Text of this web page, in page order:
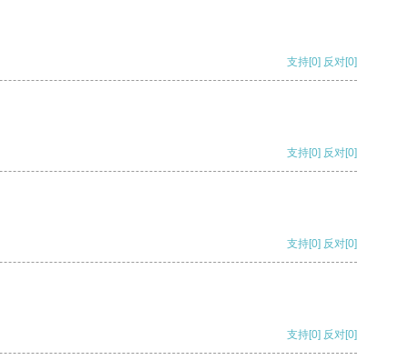
支持[0] 反对[0]
支持[0] 反对[0]
支持[0] 反对[0]
支持[0] 反对[0]